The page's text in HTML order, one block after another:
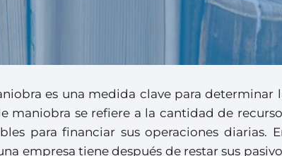
es una medida clave para determinar
maniobra se refiere a la cantidad de
para financiar sus operaciones diarias.
empresa tiene después de restar sus